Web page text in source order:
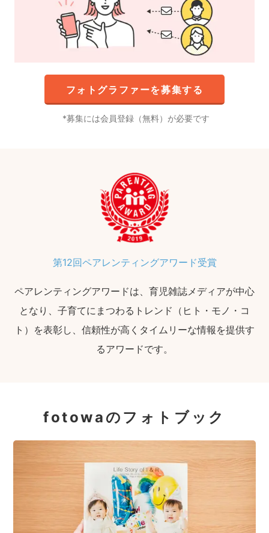
フォトグラファーを募集する
募集には会員登録（無料）が必要です
第12回ペアレンティングアワード受賞
ペアレンティングアワードは、育児雑誌メディアが中心
となり、子育てにまつわるトレンド（ヒト・モノ・コ
ト）を表彰し、信頼性が高くタイムリーな情報を提供す
るアワードです。
fotowaのフォトブック